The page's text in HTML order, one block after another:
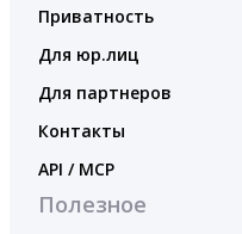
Приватность
Для юр.лиц
Для партнеров
Контакты
API / MCP
Полезное